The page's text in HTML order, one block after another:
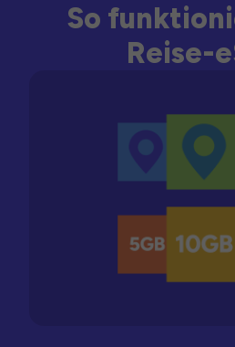
So
Reise-